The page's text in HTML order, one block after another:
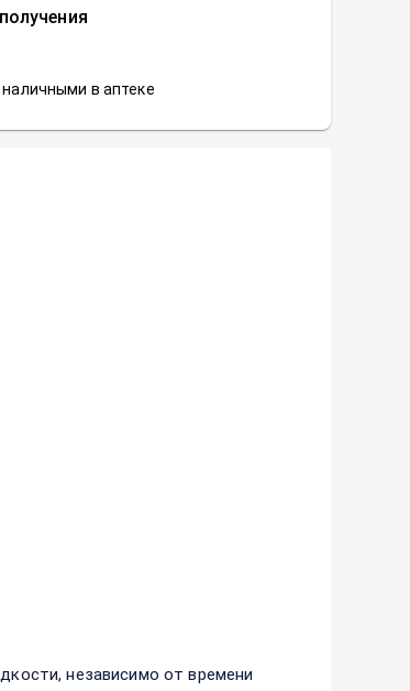
в аптеке
независимо от времени